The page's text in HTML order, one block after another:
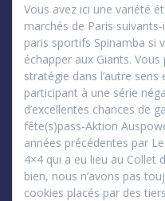
Vous avez ici une variété
marchés de Paris
paris sportifs Spinamba si
échapper aux Giants.
stratégie dans l’autre
participant à une série
d’excellentes chances de
fête(s)pass-Aktion
années précédentes par
4×4 qui a eu lieu au Collet
bien, nous n’avons pas
cookies placés par des